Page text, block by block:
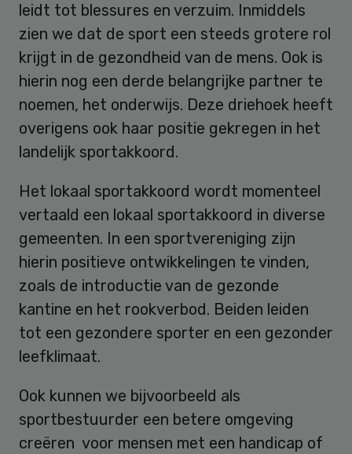
leidt tot blessures en verzuim. Inmiddels
zien we dat de sport een steeds grotere rol
krijgt in de gezondheid van de mens. Ook is
hierin nog een derde belangrijke partner te
noemen, het onderwijs. Deze driehoek heeft
overigens ook haar positie gekregen in het
landelijk sportakkoord.
Het lokaal sportakkoord wordt momenteel
vertaald een lokaal sportakkoord in diverse
gemeenten. In een sportvereniging zijn
hierin positieve ontwikkelingen te vinden,
zoals de introductie van de gezonde
kantine en het rookverbod. Beiden leiden
tot een gezondere sporter en een gezonder
leefklimaat.
Ook kunnen we bijvoorbeeld als
sportbestuurder een betere omgeving
creëren voor mensen met een handicap of